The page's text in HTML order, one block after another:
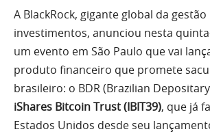
A BlackRock, gigante global da gestão
investimentos, anunciou nesta
um evento em São Paulo que vai
produto financeiro que promete
brasileiro: o BDR (Brazilian
iShares Bitcoin Trust (IBIT39), que já
Estados Unidos desde seu